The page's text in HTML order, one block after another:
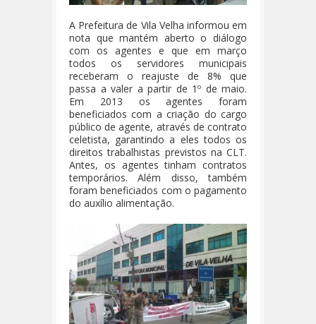
A Prefeitura de Vila Velha informou em
nota que mantém aberto o diálogo
com os agentes e que em março
todos os servidores municipais
receberam o reajuste de 8% que
passa a valer a partir de 1º de maio.
Em 2013 os agentes foram
beneficiados com a criação do cargo
público de agente, através de contrato
celetista, garantindo a eles todos os
direitos trabalhistas previstos na CLT.
Antes, os agentes tinham contratos
temporários. Além disso, também
foram beneficiados com o pagamento
do auxílio alimentação.